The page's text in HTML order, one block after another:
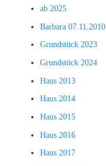
ab 2025
Barbara 07.11.2010
Grundstück 2023
Grundstück 2024
Haus 2013
Haus 2014
Haus 2015
Haus 2016
Haus 2017